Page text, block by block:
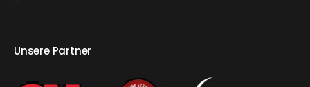
Unsere Partner